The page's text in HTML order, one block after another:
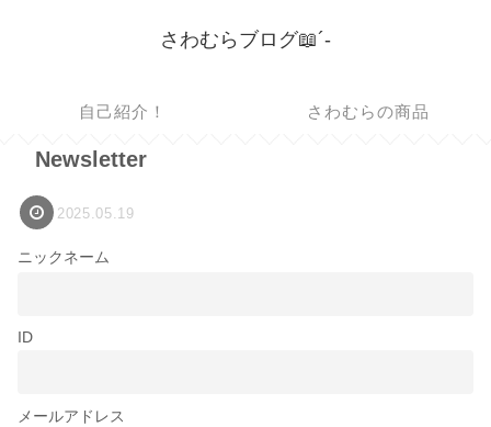
さわむらブログ📖´-
自己紹介！ さわむらの商品
Newsletter
2025.05.19
ニックネーム
ID
メールアドレス